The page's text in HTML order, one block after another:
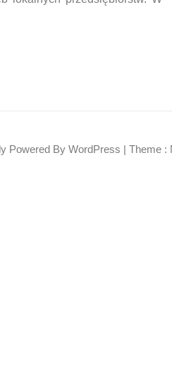
Powered By WordPress | Theme :